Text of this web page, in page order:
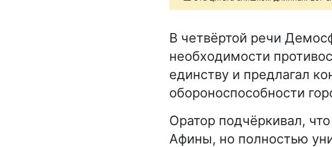
В четвёртой речи
необходимости
единству и предлагал
обороноспособности
Оратор подчёркивал,
Афины, но полностью